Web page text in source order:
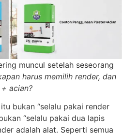
muncul setelah seseorang
harus memilih render, dan
acian?
bukan “selalu pakai render
“selalu pakai dua lapis
adalah alat. Seperti semua